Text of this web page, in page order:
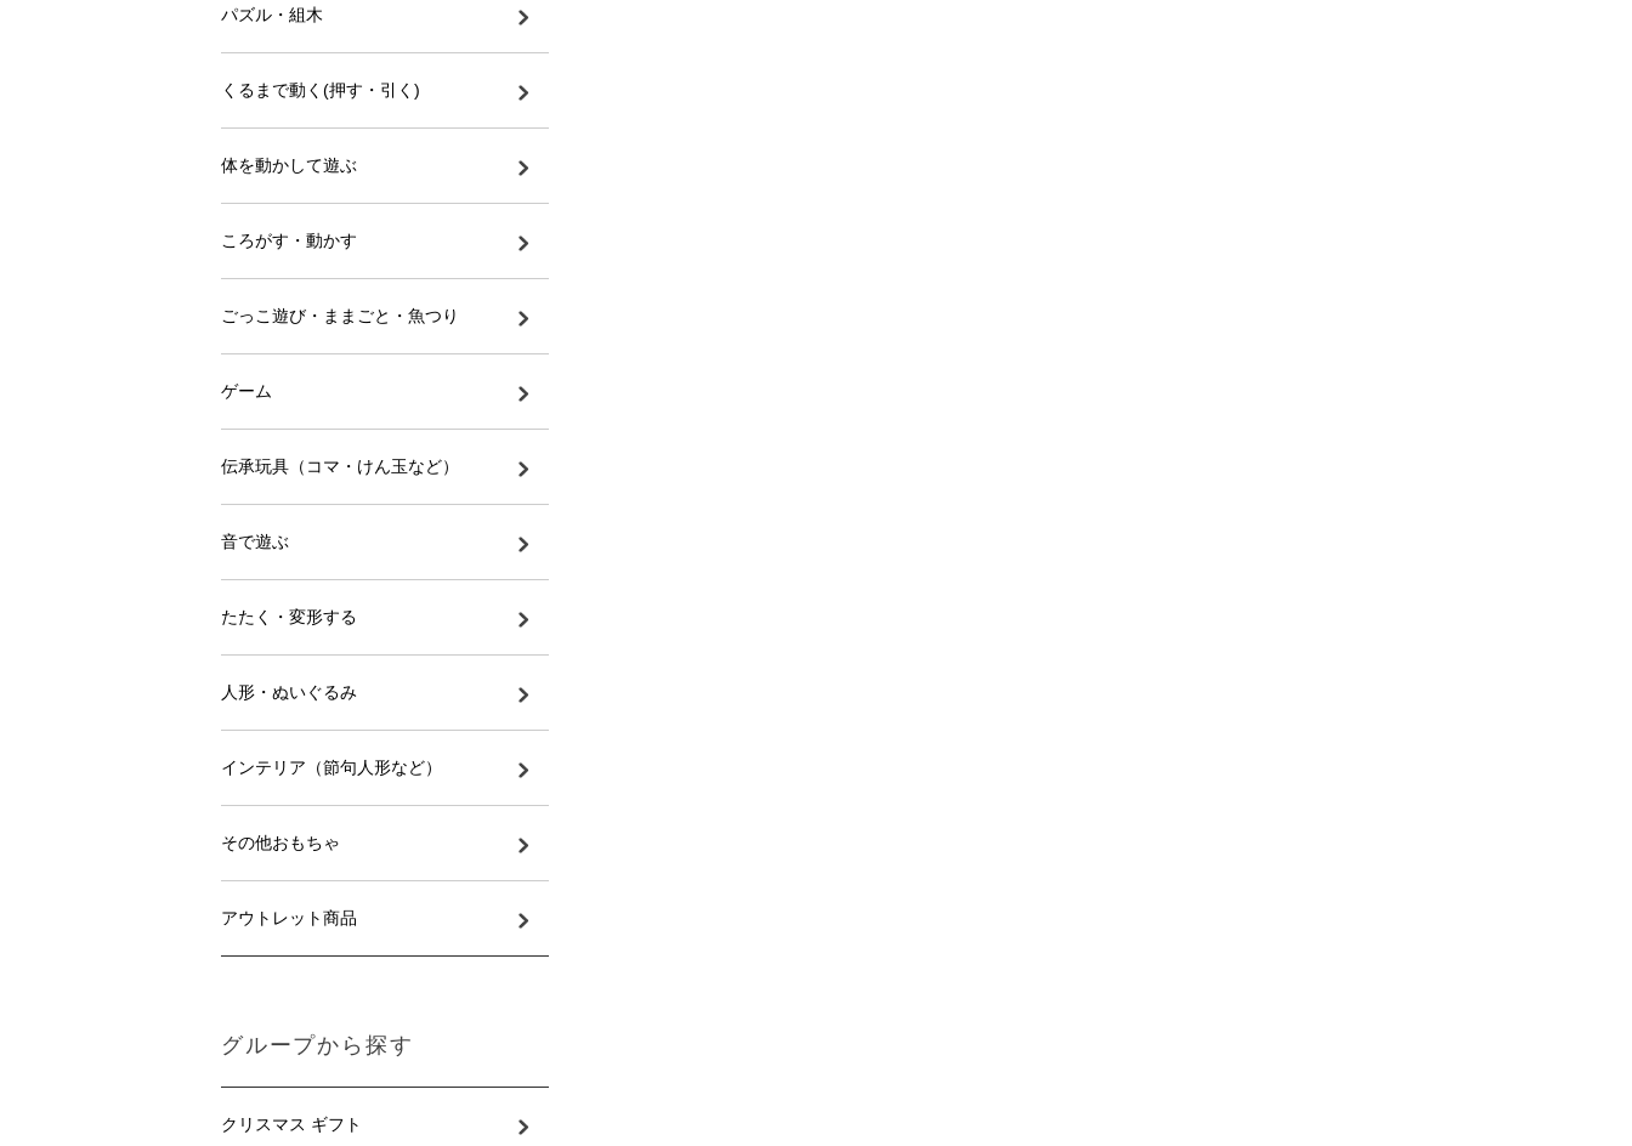
パズル・組木
くるまで動く(押す・引く)
体を動かして遊ぶ
ころがす・動かす
ごっこ遊び・ままごと・魚つり
ゲーム
伝承玩具（コマ・けん玉など）
音で遊ぶ
たたく・変形する
人形・ぬいぐるみ
インテリア（節句人形など）
その他おもちゃ
アウトレット商品
グループから探す
クリスマス ギフト